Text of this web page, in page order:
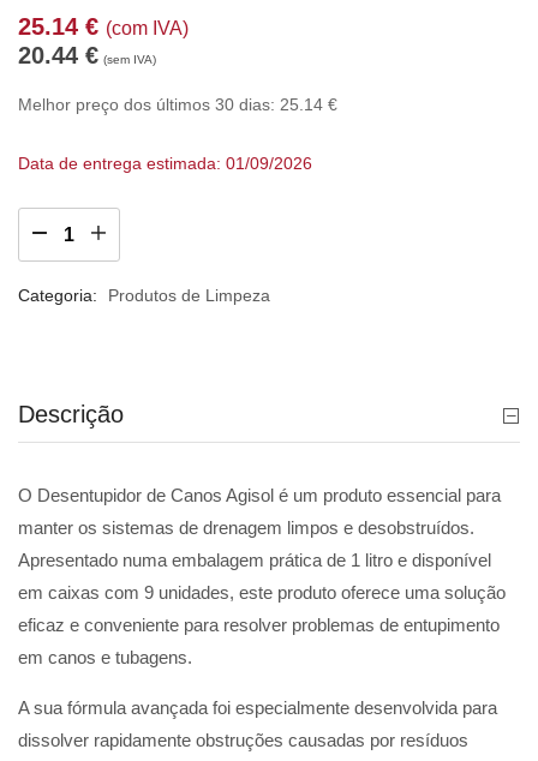
25.14 € (com IVA)
20.44 € (sem IVA)
Melhor preço dos últimos 30 dias: 25.14 €
Data de entrega estimada: 01/09/2026
Categoria: Produtos de Limpeza
Descrição
O Desentupidor de Canos Agisol é um produto essencial para
manter os sistemas de drenagem limpos e desobstruídos.
Apresentado numa embalagem prática de 1 litro e disponível
em caixas com 9 unidades, este produto oferece uma solução
eficaz e conveniente para resolver problemas de entupimento
em canos e tubagens.
A sua fórmula avançada foi especialmente desenvolvida para
dissolver rapidamente obstruções causadas por resíduos